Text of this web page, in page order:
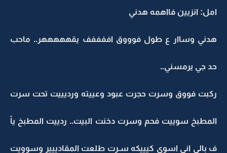
امل: انزيين فااهمه هدني
هدني وساار ع طول فوووق اففففف يقهههههر.. ماحب
حد جي يرمسني..
ركبت فووق وسرت حجرت عبود وعييته ورديييت تحت سرت
المطبخ سوييت فحم وسرت دخنت البيت.. ردييت المطبخ يأ
ف بالي اني اسوي كيييكه سـرت طلعت المقادييير وسوويت